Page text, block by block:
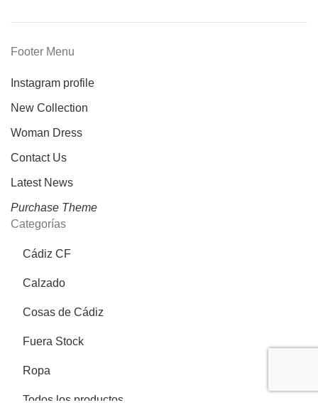
Footer Menu
Instagram profile
New Collection
Woman Dress
Contact Us
Latest News
Purchase Theme
Categorías
Cádiz CF
Calzado
Cosas de Cádiz
Fuera Stock
Ropa
Todos los productos